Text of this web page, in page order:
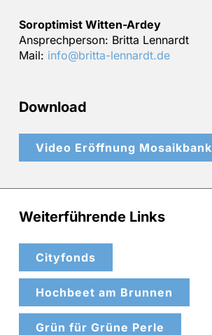
Soroptimist Witten-Ardey
Ansprechperson: Britta Lennardt
Mail: info@britta-lennardt.de
Download
Video Eröffnung Mosaikbank
Weiterführende Links
Cityfonds
Hochbeet am Brunnen
Grün für Grüne Perle